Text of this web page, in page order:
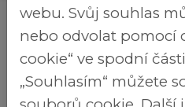
Kalendář akcí
Rozpis zápasu fotbalu
webu. Svůj souhlas
nebo odvolat pomocí
cookie“ ve spodní
„Souhlasím“ můžete